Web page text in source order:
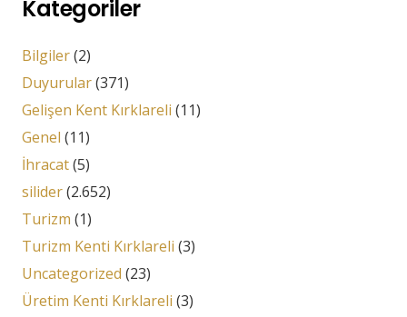
Kategoriler
Bilgiler(2)
Duyurular(371)
Gelişen Kent Kırklareli (11)
Genel (11)
İhracat(5)
silider(2.652)
Turizm (1)
Turizm Kenti Kırklareli (3)
Uncategorized (23)
Üretim Kenti Kırklareli (3)